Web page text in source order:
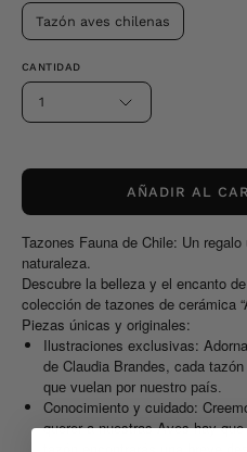
Tazón aves chilenas
CANTIDAD
1
AÑADIR AL
Tazones Fauna de Chile: Un
naturaleza.
Descubre la belleza y el encanto
colección de tazones de cerámica
Piezas únicas y originales:
Ilustraciones exclusivas:
de Claudia Brandes, cada tazón
que vuelan por nuestro país.
Conocimiento y cuidado:
querer a nuestras Aves hay